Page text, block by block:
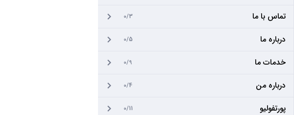
تماس با ما 0/3
درباره ما 0/5
خدمات ما 0/9
درباره من 0/4
پورتفولیو 0/11